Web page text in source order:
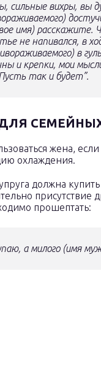
сильные вихры, вы
имя)расскажите.
не напивался, в
в
и крепки, мои
так и будет”.
жена,
охлаждения.
должна
присутствие
прошептать:
а милого (имя